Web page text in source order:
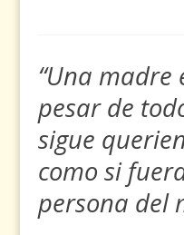
“Una madre
pesar de
sigue
como si
persona del